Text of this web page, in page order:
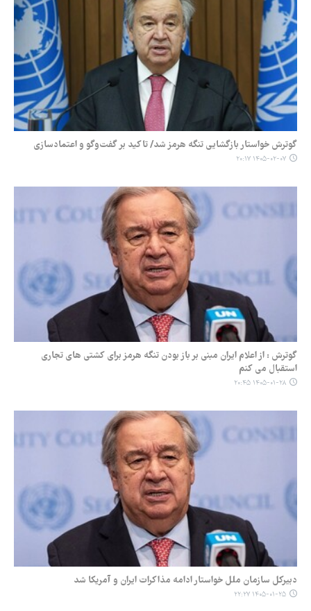
گوترش خواستار بازگشایی تنگه هرمز شد/ تاکید بر گفت‌وگو و اعتمادسازی
۱۴۰۵-۰۲-۰۷ ۲۰:۱۷
گوترش : از اعلام ایران مبنی بر باز بودن تنگه هرمز برای کشتی های تجاری
استقبال می کنم
۱۴۰۵-۰۱-۲۸ ۲۰:۴۵
دبیرکل سازمان ملل خواستار ادامه مذاکرات ایران و آمریکا شد
۱۴۰۵-۰۱-۲۵ ۲۲:۲۷